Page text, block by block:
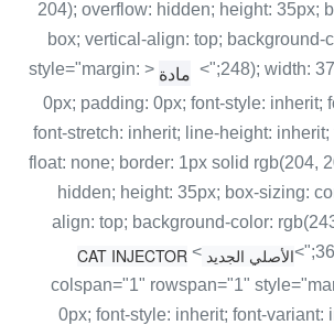
204); overflow: hidden; height: 35px;
box; vertical-align: top; background-
248); width:
مادة
< style="margin:
0px; padding: 0px; font-style: inherit;
font-stretch: inherit; line-height:
float: none; border: 1px solid rgb(204,
hidden; height: 35px; box-sizing:
align: top; background-color:
الأصلي الجديد CAT INJECTOR <
colspan="1" rowspan="1"
0px; font-style: inherit; font-variant: